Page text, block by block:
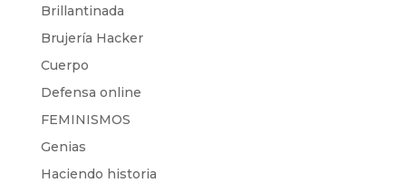
Brillantinada
Brujería Hacker
Cuerpo
Defensa online
FEMINISMOS
Genias
Haciendo historia